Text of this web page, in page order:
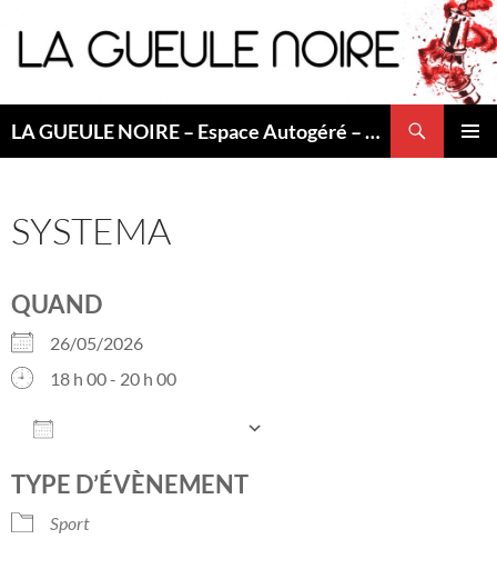
au
contenu
LA GUEULE NOIRE – Espace Autogéré – Saint Etienne
SYSTEMA
QUAND
26/05/2026
18 h 00 - 20 h 00
TYPE D’ÉVÈNEMENT
Sport